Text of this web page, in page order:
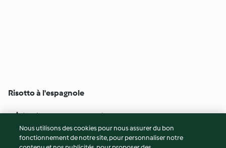
Risotto à l'espagnole
4 (705) 30min
© Copyright 2026
Nous utilisons des cookies pour nous assurer du bon
fonctionnement de notre site, pour personnaliser notre